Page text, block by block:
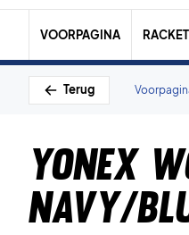
VOORPAGINA
Terug
Yonex
Navy/